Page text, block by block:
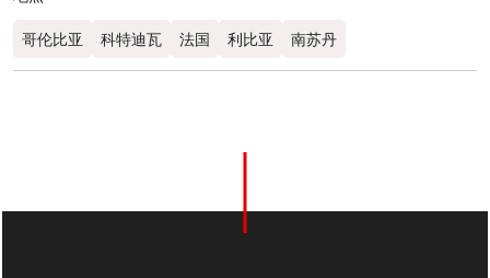
哥伦比亚 科特迪瓦 法国 利比亚 南苏丹